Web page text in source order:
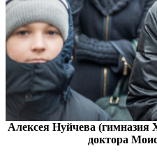
Алексея Нуйчева (гимназия
доктора